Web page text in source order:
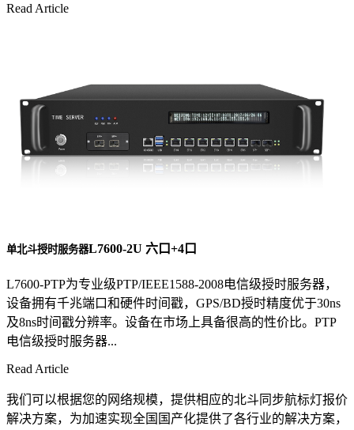
Read Article
单北斗授时服务器L7600-2U 六口+4口
L7600-PTP为专业级PTP/IEEE1588-2008电信级授时服务器，
设备拥有千兆端口和硬件时间戳，GPS/BD授时精度优于30ns
及8ns时间戳分辨率。设备在市场上具备很高的性价比。PTP
电信级授时服务器...
Read Article
我们可以根据您的网络规模，提供相应的北斗同步航标灯报价
解决方案，为加速实现全国国产化提供了各行业的解决方案，